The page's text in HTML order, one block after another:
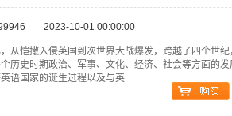
2023-10-01 00:00:00
从恺撒入侵英国到次世界大战爆发，跨越了四个世纪
历史时期政治、军事、文化、经济、社会等方面的
语国家的诞生过程以及与英